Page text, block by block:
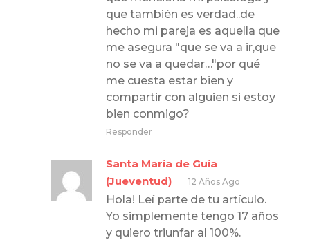
que también es verdad..de
hecho mi pareja es aquella que
me asegura "que se va a ir,que
no se va a quedar…"por qué
me cuesta estar bien y
compartir con alguien si estoy
bien conmigo?
Responder
Santa María de Guía
(Jueventud)
12 Años Ago
Hola! Leí parte de tu artículo.
Yo simplemente tengo 17 años
y quiero triunfar al 100%.